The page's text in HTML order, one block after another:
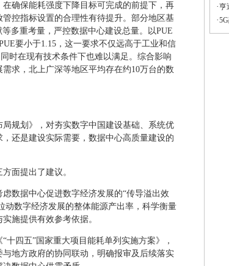
确保能耗强度下降目标可完成的前提下，再
控指标设置的合理性有待提升。部分地区基
多重考量，严控数据中心建设总量。以PUE
要小于1.15，这一要求不仅远高于工业和信
时在现有技术条件下也难以满足。综合影响
求，北上广深等地区平均存在约10万台的数
规划》，对夯实数字中国建设基础、系统优
还是建设实际需要，数据中心高质量建设的
面提出了建议。
虑数据中心促进数字经济发展的“传导溢出效
动数字经济发展的整体能源产出率，科学衡量
施提供有效参考依据。
十四五”国家重大项目能耗单列实施方案》，
地方政府的协同联动，明确报审及后续落实
·亨
·